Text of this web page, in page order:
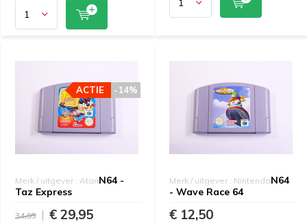
Merk / uitgever : AtariN64 -
Taz Express
-14%
ACTIE
34,95 € 29,95
Merk / uitgever : NintendoN64
- Wave Race 64
€ 12,50